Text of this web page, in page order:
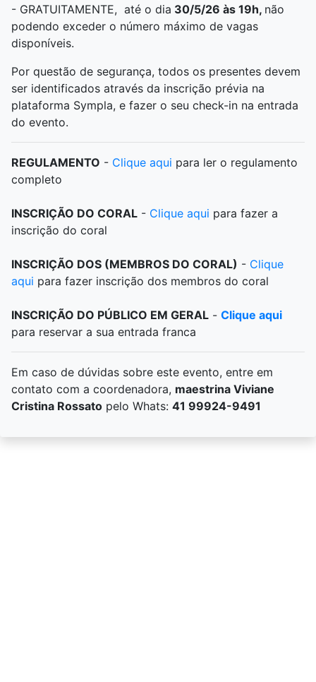
- GRATUITAMENTE, até o dia 30/5/26 às 19h, não
podendo exceder o número máximo de vagas
disponíveis.
Por questão de segurança, todos os presentes devem
ser identificados através da inscrição prévia na
plataforma Sympla, e fazer o seu check-in na entrada
do evento.
REGULAMENTO - Clique aqui para ler o regulamento
completo
INSCRIÇÃO DO CORAL - Clique aqui para fazer a
inscrição do coral
INSCRIÇÃO DOS (MEMBROS DO CORAL) - Clique
aqui para fazer inscrição dos membros do coral
INSCRIÇÃO DO PÚBLICO EM GERAL - Clique aqui
para reservar a sua entrada franca
Em caso de dúvidas sobre este evento, entre em
contato com a coordenadora, maestrina Viviane
Cristina Rossato pelo Whats: 41 99924-9491